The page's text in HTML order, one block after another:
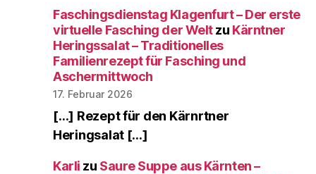
Faschingsdienstag Klagenfurt – Der erste
virtuelle Fasching der Weltzu Kärntner
Heringssalat – Traditionelles
Familienrezept für Fasching und
Aschermittwoch
17. Februar 2026
[…] Rezept für den Kärnrtner
Heringsalat […]
Karli zu Saure Suppe aus Kärnten –